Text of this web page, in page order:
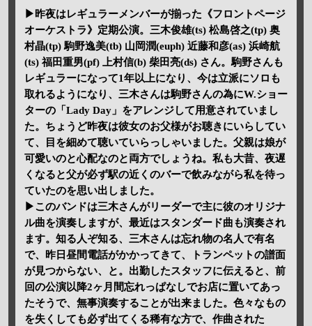
▶昨夜はレギュラーメンバーが揃った《フロントページ
オーケストラ》定期公演。三木俊雄(ts) 松島啓之(tp) 奥
村晶(tp) 駒野逸美(tb) 山岡潤(euph) 近藤和彦(as) 浜崎航
(ts) 福田重男(pf) 上村信(b) 柴田亮(ds) さん。駒野さんも
レギュラーになって1年以上になり、今は立派にソロも
取れるようになり、三木さんは駒野さんの為にW.ショー
ターの「Lady Day」をアレンジして用意されていまし
た。ちょうど昨夜は彼女のお父様がお聴きにいらしてい
て、目を細めて聴いていらっしゃいました。父親は娘が
可愛いのと心配なのと両方でしょうね。私も大昔、夜遅
くなると父が必ず駅の近くのバーで飲みながら私を待っ
ていたのを思い出しました。
▶このバンドは三木さんがリーダーで主に彼のオリジナ
ル曲を演奏しますが、最近はスタンダード曲も演奏され
ます。知る人ぞ知る、三木さんは忘れ物の名人で有名
で、昨日昼間電話がかかってきて、トランペットの譜面
が見つからない、と。出勤したスタッフに伝えると、前
回の公演以降2ヶ月間忘れっぱなしでお店に置いてあっ
たそうで、無事演奏することが出来ました。色々なもの
を失くしても必ず出てくる稀有な方で、作曲された